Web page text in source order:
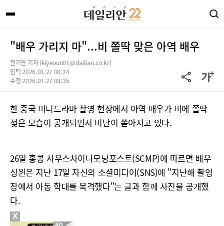
"배우 가리지 마"...비 쫄딱 맞은 아역 배우
전기연 기자 (kiyeoun01@dailian.co.kr)
입력 2026.01.27 08:24
수정 2026.01.27 08:35
한 중국 미니드라마 촬영 현장에서 아역 배우가 비에 쫄딱
젖은 모습이 공개되면서 비난이 쏟아지고 있다.
26일 홍콩 사우스차이나모닝포스트(SCMP)에 따르면 배우
싱윈은 지난 17일 자신의 소셜미디어(SNS)에 "지난해 촬영
장에서 아동 학대를 목격했다"는 글과 함께 사진을 공개했
다.
X